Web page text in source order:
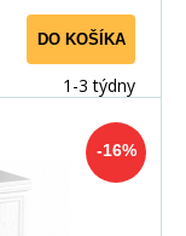
DO KOŠÍKA
1-3 týdny
-16%